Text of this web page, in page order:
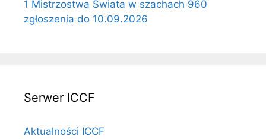
1 Mistrzostwa Świata w szachach 960
zgłoszenia do 10.09.2026
Serwer ICCF
Aktualności ICCF